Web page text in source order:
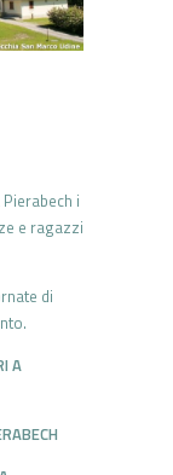
i
e ragazzi
di
A